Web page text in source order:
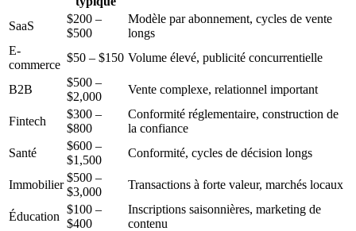
SaaS
$200 –
$500
Modèle par abonnement, cycles de vente
longs
E-
commerce
$50 – $150 Volume élevé, publicité concurrentielle
B2B
$500 –
$2,000
Vente complexe, relationnel important
Fintech
$300 –
$800
Conformité réglementaire, construction de
la confiance
Santé
$600 –
$1,500
Conformité, cycles de décision longs
Immobilier
$500 –
$3,000
Transactions à forte valeur, marchés locaux
Éducation
$100 –
$400
Inscriptions saisonnières, marketing de
contenu